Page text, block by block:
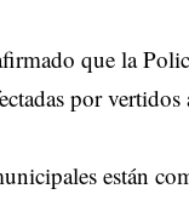
que la
por
están